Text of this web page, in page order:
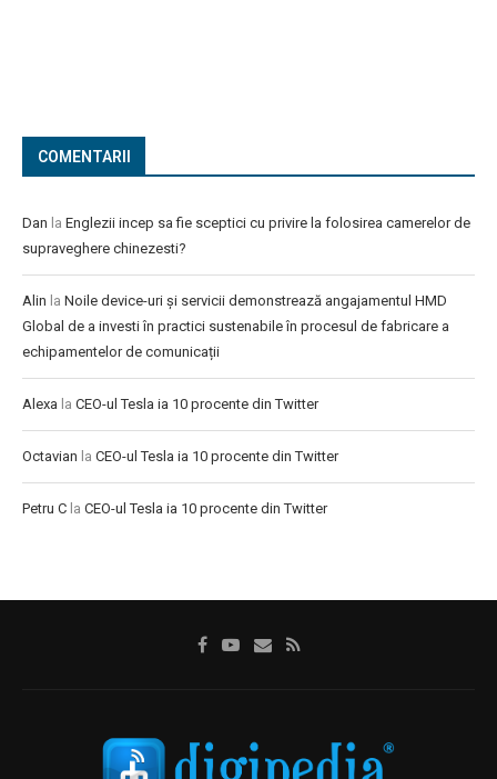
COMENTARII
Dan la Englezii incep sa fie sceptici cu privire la folosirea camerelor de
supraveghere chinezesti?
Alin la Noile device-uri și servicii demonstrează angajamentul HMD
Global de a investi în practici sustenabile în procesul de fabricare a
echipamentelor de comunicații
Alexa la CEO-ul Tesla ia 10 procente din Twitter
Octavian la CEO-ul Tesla ia 10 procente din Twitter
Petru C la CEO-ul Tesla ia 10 procente din Twitter